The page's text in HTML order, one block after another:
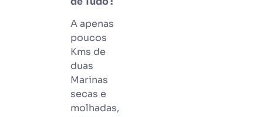
A apenas
poucos
Kms de
duas
Marinas
secas e
molhadas,